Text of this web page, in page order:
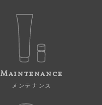
Maintenance
メンテナンス